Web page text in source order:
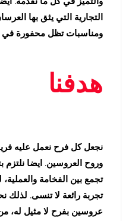
التجارية التي يثق بها
ومناسبات تظل محفورة في
هدفنا
نجعل كل فرح نعمل عليه
وروح العروسين. ايضا نلتزم
تجمع بين الفخامة
تجربة رائعة لا تنسى.
عروسين بفرح لا مثيل له،